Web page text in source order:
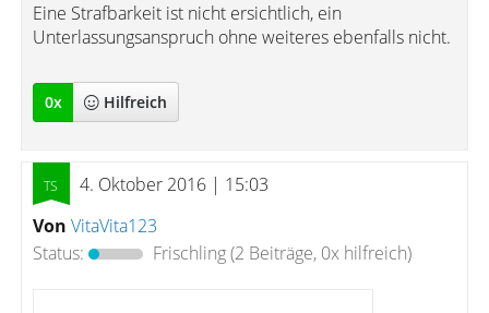
Eine Strafbarkeit ist nicht ersichtlich, ein
Unterlassungsanspruch ohne weiteres ebenfalls nicht.
0x Hilfreich
4. Oktober 2016 | 15:03
Von VitaVita123
Status:
Frischling(2 Beiträge, 0x hilfreich)